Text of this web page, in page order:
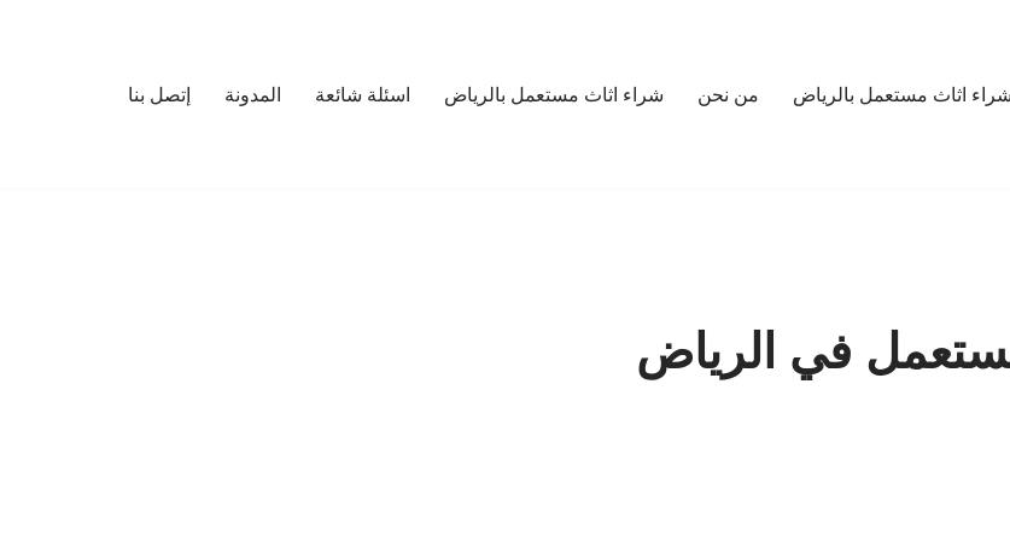
شراء اثاث مستعمل بالرياض من نحن شراء اثاث مستعمل بالرياض اسئلة شائعة المدونة إتصل بنا
في الرياض